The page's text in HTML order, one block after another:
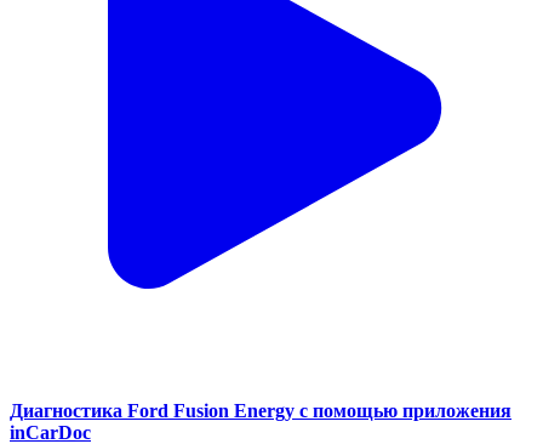
Диагностика Ford Fusion Energy с помощью приложения
inCarDoc